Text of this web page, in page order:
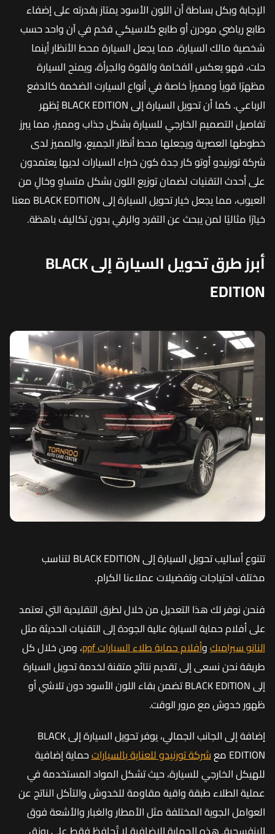
الإجابة وبكل بساطة أن اللون الأسود يمتاز بقدرته على إضفاء
طابع رياضي مودرن أو طابع كلاسيكي فخم في آن واحد حسب
شخصية مالك السيارة، مما يجعل السيارة محط الأنظار أينما
حلت، فهو يعكس الفخامة والقوة والجرأة، ويمنح السيارة
مظهرًا قوياً ومميزاً خاصة في أنواع السيارت الضخمة كالدفع
الرباعي. كما أن تحويل السيارة إلى BLACK EDITION يُظهر
تفاصيل التصميم الخارجي للسيارة بشكل جذاب ومميز، مما يبرز
خطوطها العصرية ويجعلها محط أنظار الجميع، والمميز لدى
شركة تورنيدو أوتو كار جدة كون خبراء السيارات لديها يعتمدون
على أحدث التقنيات لضمان توزيع اللون بشكل متساوٍ وخالٍ من
العيوب، مما يجعل خيار تحويل السيارة إلى BLACK EDITION معنا
خيارًا مثاليًا لمن يبحث عن التفرد والرقي بدون تكاليف باهظة.
أبرز طرق تحويل السيارة إلى BLACK
EDITION
تتنوع أساليب تحويل السيارة إلى BLACK EDITION لتناسب
مختلف احتياجات وتفضيلات عملاءنا الكرام.
فنحن نوفر لك هذا التعديل من خلال لطرق التقليدية التي تعتمد
على أفلام حماية السيارة عالية الجودة إلى التقنيات الحديثة مثل
النانو سيراميكوأفلام حماية طلاء السيارات ppf
، ومن خلال كل
طريقة نحن نسعى إلى تقديم نتائج متقنة لخدمة تحويل السيارة
إلى BLACK EDITION تضمن بقاء اللون الأسود دون تلاشي أو
ظهور خدوش مع مرور الوقت.
إضافة إلى الجانب الجمالي، يوفر تحويل السيارة إلى BLACK
EDITION مع
شركة تورنيدو للعناية بالسياراتحماية إضافية
للهيكل الخارجي للسيارة، حيث تشكل المواد المستخدمة في
عملية الطلاء طبقة واقية مقاومة للخدوش والتآكل الناتج عن
العوامل الجوية المختلفة مثل الأمطار والغبار والأشعة فوق